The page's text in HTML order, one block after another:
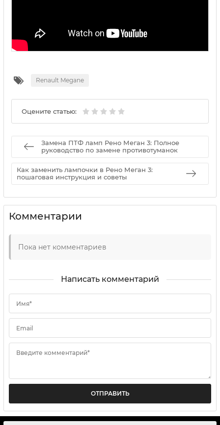
Renault Megane
Оцените статью:
Замена ПТФ ламп Рено Меган 3: Полное
руководство по замене противотуманок
Как заменить лампочки в Рено Меган 3:
пошаговая инструкция и советы
Комментарии
Пока нет комментариев
Написать комментарий
Имя*
Email
Введите комментарий*
ОТПРАВИТЬ